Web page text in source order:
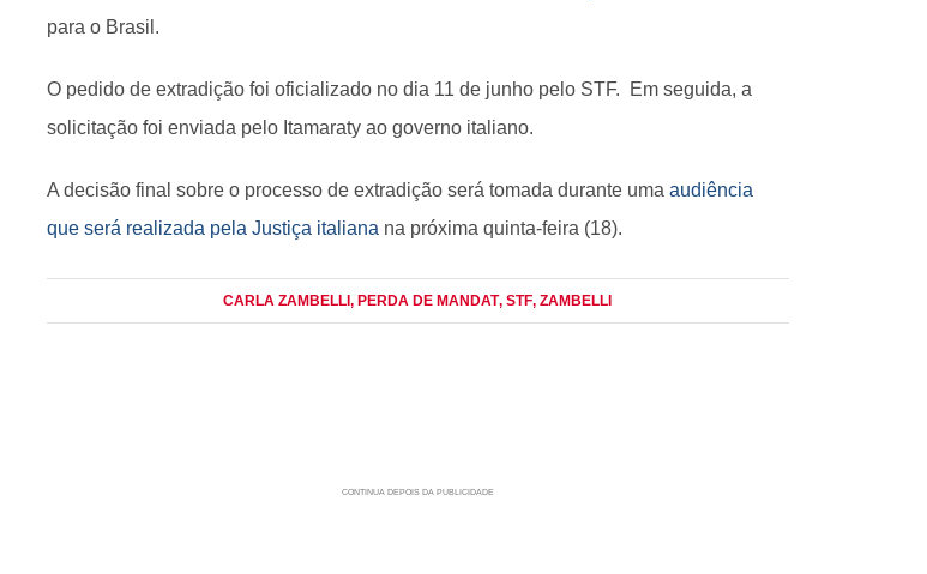
para o Brasil.
O pedido de extradição foi oficializado no dia 11 de junho pelo STF. Em seguida, a
solicitação foi enviada pelo Itamaraty ao governo italiano.
A decisão final sobre o processo de extradição será tomada durante uma audiência
que será realizada pela Justiça italiana na próxima quinta-feira (18).
CARLA ZAMBELLI, PERDA DE MANDAT, STF, ZAMBELLI